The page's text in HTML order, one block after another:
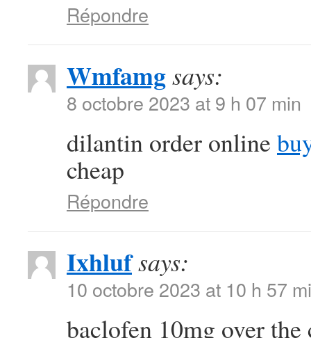
Répondre
Wmfamgsays:
8 octobre 2023 at 9 h 07 min
dilantin order online
cheap
Répondre
Ixhlufsays:
10 octobre 2023 at 10 h 57
baclofen 10mg over